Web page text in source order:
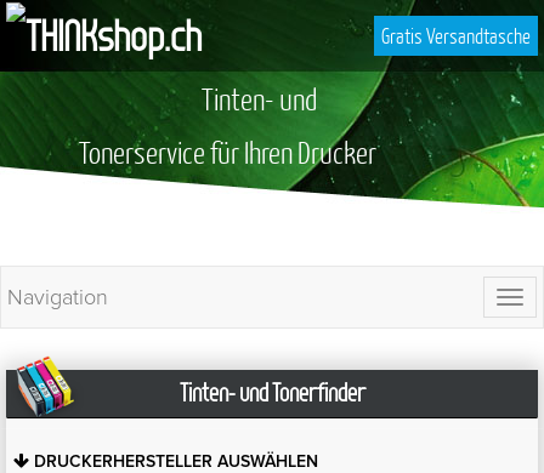
Gratis Versandtasche
Tinten- und
Tonerservice für Ihren Drucker
Navigation
Tinten- und Tonerfinder
DRUCKERHERSTELLER AUSWÄHLEN